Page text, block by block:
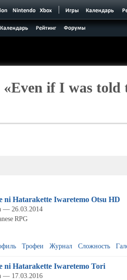
if I was
ni Hatarakette Iwaretemo Otsu HD
— 26.03.2014
RPG
Трофеи Журнал Сложность
ni Hatarakette Iwaretemo Tori
— 17.03.2016